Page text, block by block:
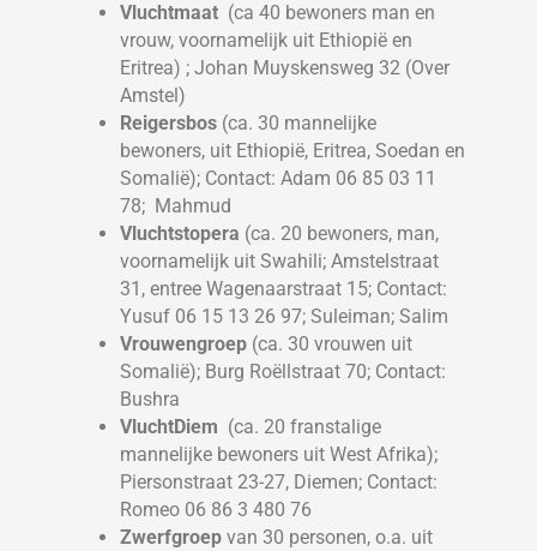
Vluchtmaat (ca 40 bewoners man en
vrouw, voornamelijk uit Ethiopië en
Eritrea) ; Johan Muyskensweg 32 (Over
Amstel)
Reigersbos (ca. 30 mannelijke
bewoners, uit Ethiopië, Eritrea, Soedan en
Somalië); Contact: Adam 06 85 03 11
78; Mahmud
Vluchtstopera (ca. 20 bewoners, man,
voornamelijk uit Swahili; Amstelstraat
31, entree Wagenaarstraat 15; Contact:
Yusuf 06 15 13 26 97; Suleiman; Salim
Vrouwengroep (ca. 30 vrouwen uit
Somalië); Burg Roëllstraat 70; Contact:
Bushra
VluchtDiem (ca. 20 franstalige
mannelijke bewoners uit West Afrika);
Piersonstraat 23-27, Diemen; Contact:
Romeo 06 86 3 480 76
Zwerfgroep van 30 personen, o.a. uit